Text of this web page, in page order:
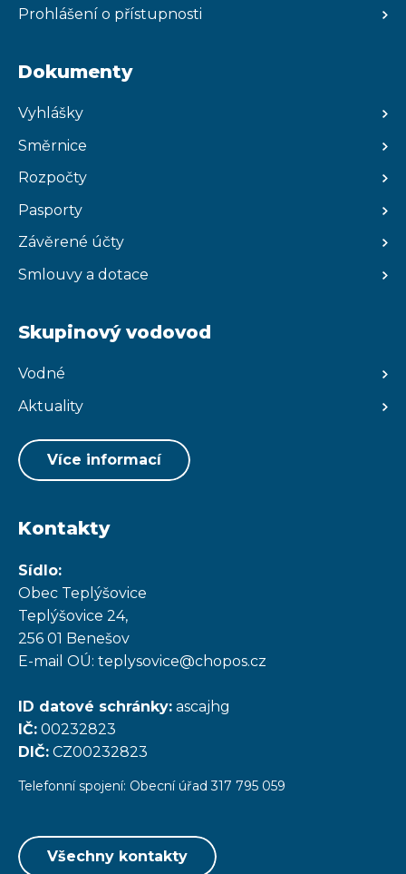
Prohlášení o přístupnosti
Dokumenty
Vyhlášky
Směrnice
Rozpočty
Pasporty
Závěrené účty
Smlouvy a dotace
Skupinový vodovod
Vodné
Aktuality
Více informací
Kontakty
Sídlo:
Obec Teplýšovice
Teplýšovice 24,
256 01 Benešov
E-mail OÚ: teplysovice@chopos.cz
ID datové schránky: ascajhg
IČ: 00232823
DIČ: CZ00232823
Telefonní spojení: Obecní úřad 317 795 059
Všechny kontakty